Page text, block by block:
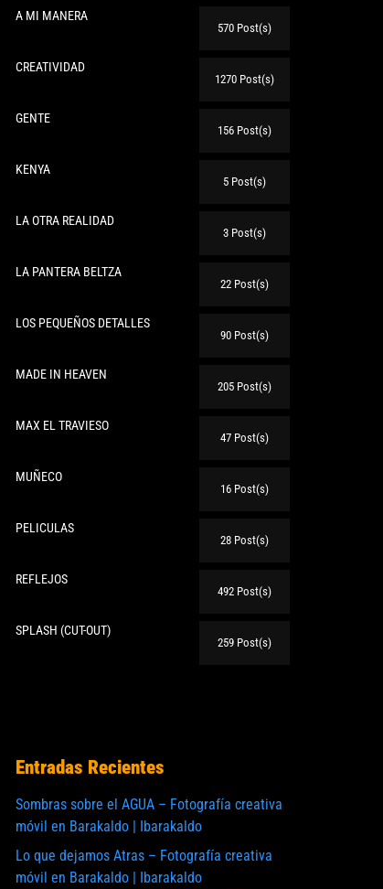
A MI MANERA
570 Post(s)
CREATIVIDAD
1270 Post(s)
GENTE
156 Post(s)
KENYA
5 Post(s)
LA OTRA REALIDAD
3 Post(s)
LA PANTERA BELTZA
22 Post(s)
LOS PEQUEÑOS DETALLES
90 Post(s)
MADE IN HEAVEN
205 Post(s)
MAX EL TRAVIESO
47 Post(s)
MUÑECO
16 Post(s)
PELICULAS
28 Post(s)
REFLEJOS
492 Post(s)
SPLASH (CUT-OUT)
259 Post(s)
Entradas Recientes
Sombras sobre el AGUA – Fotografía creativa
móvil en Barakaldo | Ibarakaldo
Lo que dejamos Atras – Fotografía creativa
móvil en Barakaldo | Ibarakaldo